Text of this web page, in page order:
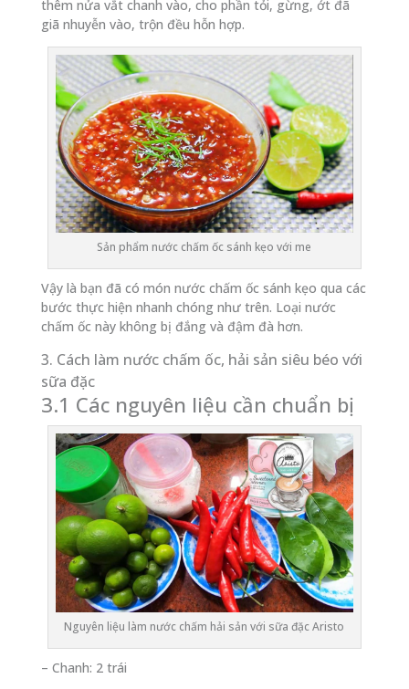
thêm nửa vắt chanh vào, cho phần tỏi, gừng, ớt đã
giã nhuyễn vào, trộn đều hỗn hợp.
Sản phẩm nước chấm ốc sánh kẹo với me
Vậy là bạn đã có món nước chấm ốc sánh kẹo qua các
bước thực hiện nhanh chóng như trên. Loại nước
chấm ốc này không bị đắng và đậm đà hơn.
3. Cách làm nước chấm ốc, hải sản siêu béo với
sữa đặc
3.1 Các nguyên liệu cần chuẩn bị
Nguyên liệu làm nước chấm hải sản với sữa đặc Aristo
– Chanh: 2 trái